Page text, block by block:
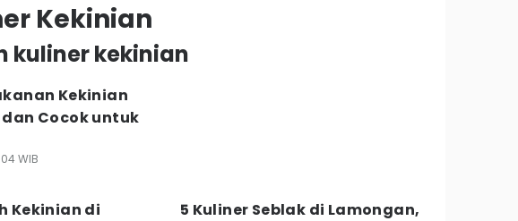
Kekinian
kuliner kekinian
Kekinian
Cocok untuk
WIB
Kekinian di
5 Kuliner Seblak di Lamongan,